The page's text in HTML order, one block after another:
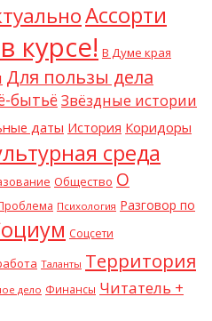
Ассорти
курсе! В Думе края
Для пользы дела
бытьёЗвёздные истории
даты История Коридоры
среда
Общество О
Психология Разговор по
Соцсети
Таланты Территория
дело Финансы Читатель +